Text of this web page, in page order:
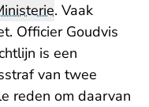
. Vaak
Officier Goudvis
is een
van twee
reden om daarvan